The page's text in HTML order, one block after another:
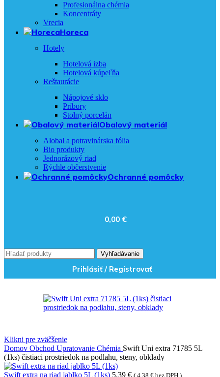
Profesionálna chémia
Koncentráty
Vrecia
Horeca
Hotely
Hotelová izba
Hotelová kúpeľňa
Reštaurácie
Nápojové sklo
Príbory
Stolný porcelán
Obalový materiál
Alobal a potravinárska fólia
Bio produkty
Jednorázový riad
Rýchle občerstvenie
Ochranné pomôcky
0,00 €
Vyhľadávanie
Prihlásiť / Registrovať
Klikni pre zväčšenie
Domov Obchod Upratovanie Chémia Swift Uni extra 71785 5L
(1ks) čistiaci prostriedok na podlahu, steny, obklady
Swift extra na riad jablko 5L (1ks) 5,39 € ( 4,38 € bez DPH )